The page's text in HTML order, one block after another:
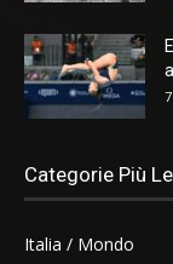
Categorie Più
Italia / Mondo